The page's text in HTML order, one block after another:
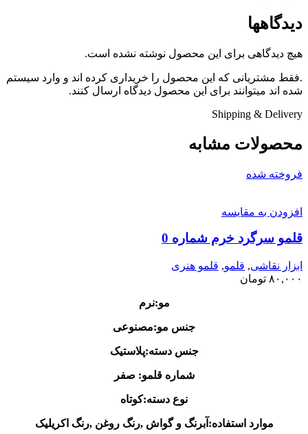
دیدگاهها
هیچ دیدگاهی برای این محصول نوشته نشده است.
.فقط مشتریانی که این محصول را خریداری کرده اند و وارد سیستم
شده اند میتوانند برای این محصول دیدگاه ارسال کنند.
Shipping & Delivery
محصولات مشابه
فروخته شده
افزودن به مقایسه
قلمو سرگرد خرم شماره 0
ابزار نقاشی, قلمو, قلمو‌ هنری
۸۰,۰۰۰ تومان
مو:نرم
جنس مو:مصنوعی
جنس دسته:پلاستیک
شماره قلمو: صفر
نوع دسته:کوتاه
موارد استفاده:آبرنگ و گواش ,رنگ روغن ,رنگ اکریلیک